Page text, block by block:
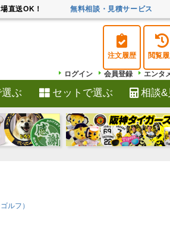
直送OK！ 無料相談・見積サービス
注文履歴 閲覧
ログイン
会員登録 エンタ
ぶ セットで選ぶ 相談&
検索
ルフ）